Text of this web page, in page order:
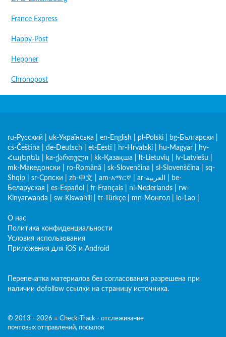
France Express
Happy-Post
Heppner
Chronopost
ru-Русский uk-Українська en-English pl-Polski bg-Български
cs-Čeština
de-Deutsch et-Eesti hr-Hrvatski hu-Magyar
hy-
Հայերեն
ka-ქართული kk-Қазақша lt-Lietuvių lv-Latviešu
mk-Македонски
ro-Română sk-Slovenčina sl-Slovenščina
sq-
Shqip
sr-Српски zh-中文 am-አማርኛ ar-العربية
be-
Беларуская
es-Español fr-Français nl-Nederlands
rw-
Kinyarwanda
sw-Kiswahili tr-Türkçe mn-Монгол lo-Lao
О нас
Политика конфиденциальности
Условия использования
Приложения для iOS и Android
Перепечатка материалов без согласования разрешена при
наличии dofollow ссылки на страницу источника.
© 2013 - 2026 ≡ Check-Track - отслеживание
почтовых отправлений, посылок